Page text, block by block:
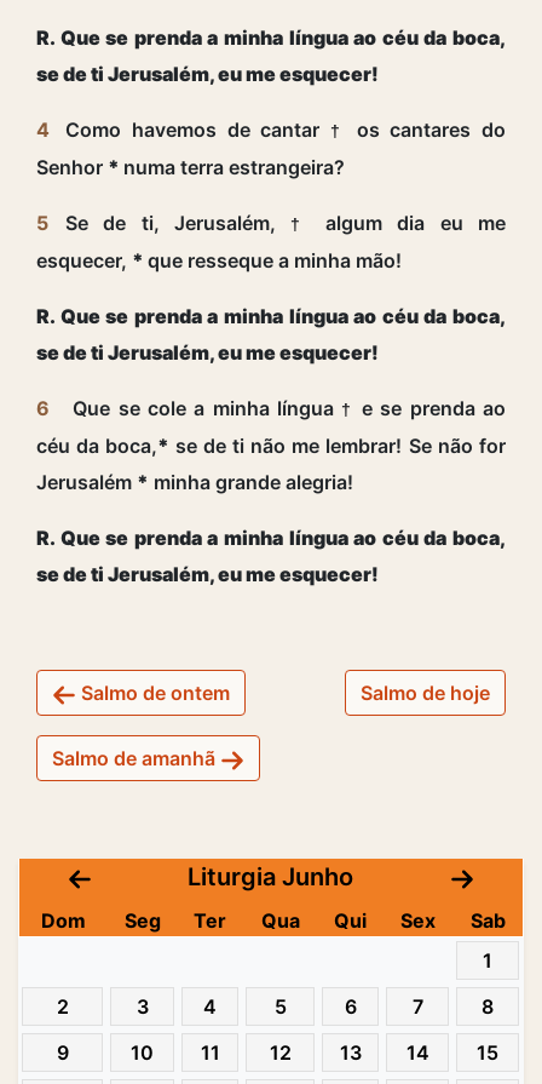
R. Que se prenda a minha língua ao céu da boca,
se de ti Jerusalém, eu me esquecer!
4 Como havemos de cantar † os cantares do
Senhor * numa terra estrangeira?
5 Se de ti, Jerusalém, †algum dia eu me
esquecer, * que resseque a minha mão!
R. Que se prenda a minha língua ao céu da boca,
se de ti Jerusalém, eu me esquecer!
6 Que se cole a minha língua †e se prenda ao
céu da boca,* se de ti não me lembrar! Se não for
Jerusalém * minha grande alegria!
R. Que se prenda a minha língua ao céu da boca,
se de ti Jerusalém, eu me esquecer!
Salmo de ontem Salmo de hoje
Salmo de amanhã
Liturgia Junho
Dom Seg Ter Qua Qui Sex
Sab
1
2
3 4 5 6 7
8
9
10 11 12 13 14
15